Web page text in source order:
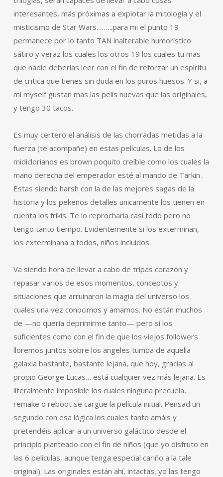
interesantes, más próximas a explotar la mitología y el
misticismo de Star Wars. …….para mi el punto 19
permanece por lo tanto TAN inalterable humorístico
sátiro y veraz los cuales los otros 19 los cuales tu mas
que nadie deberías leer con el fin de reforzar un espíritu
de critica que tienes sin duda en los puros huesos. Y si, a
mi myself gustan mas las pelis nuevas que las originales,
y tengo 30 tacos.
Es muy certero el análisis de las chorradas metidas a la
fuerza (te acompañe) en estas películas. Lo de los
midiclorianos es brown poquito creíble como los cuales la
mano derecha del emperador esté al mando de Tarkin .
Estas siendo harsh con la de las mejores sagas de la
historia y los pekeños detalles unicamente los tienen en
cuenta los frikis. Te lo reprocharia casi todo pero no
tengo tanto tiempo. Evidentemente si los exterminan,
los exterminana a todos, niños incluidos.
Va siendo hora de llevar a cabo de tripas corazón y
repasar varios de esos momentos, conceptos y
situaciones que arruinaron la magia del universo los
cuales una vez conocimos y amamos. No están muchos
de —no quería deprimirme tanto— pero sí los
suficientes como con el fin de que los viejos followers
lloremos juntos sobre los angeles tumba de aquella
galaxia bastante, bastante lejana, que hoy, gracias al
propio George Lucas… está cualquier vez más lejana. Es
literalmente imposible los cuales ninguna precuela,
remake o reboot se cargue la película initial. Pensad un
segundo con esa lógica los cuales tanto amáis y
pretendéis aplicar a un universo galáctico desde el
principio planteado con el fin de niños (que yo disfruto en
las 6 películas, aunque tenga especial cariño a la tale
original). Las originales están ahí, intactas, yo las tengo